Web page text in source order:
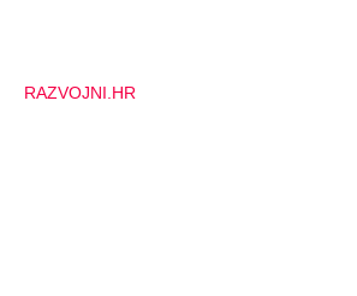
RAZVOJNI.HR